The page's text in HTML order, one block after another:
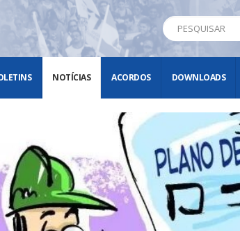
NOTÍCIAS ACORDOS DOWNLOADS